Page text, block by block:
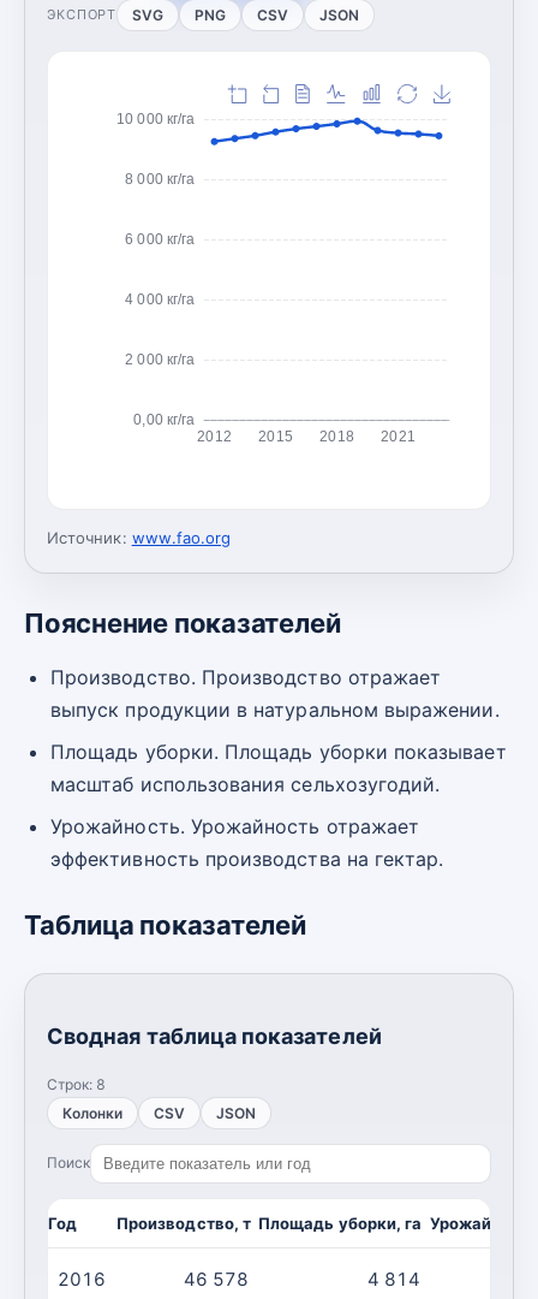
ЭКСПОРТ SVG PNG CSV JSON
0,00 кг/га
2 000 кг/га
4 000 кг/га
6 000 кг/га
8 000 кг/га
10 000 кг/га
2012 2015 2018 2021
Источник: www.fao.org
Пояснение показателей
Производство. Производство отражает
выпуск продукции в натуральном выражении.
Площадь уборки. Площадь уборки показывает
масштаб использования сельхозугодий.
Урожайность. Урожайность отражает
эффективность производства на гектар.
Таблица показателей
Сводная таблица показателей
Строк: 8
Колонки
CSV JSON
Поиск
Год Производство, т Площадь уборки, га
2016 46 578 4 814